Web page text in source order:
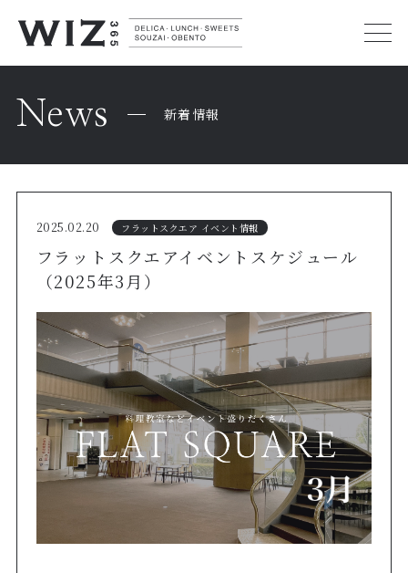
News 新着情報
2025.02.20 フラットスクエア イベント情報
フラットスクエアイベントスケジュール
（2025年3月）